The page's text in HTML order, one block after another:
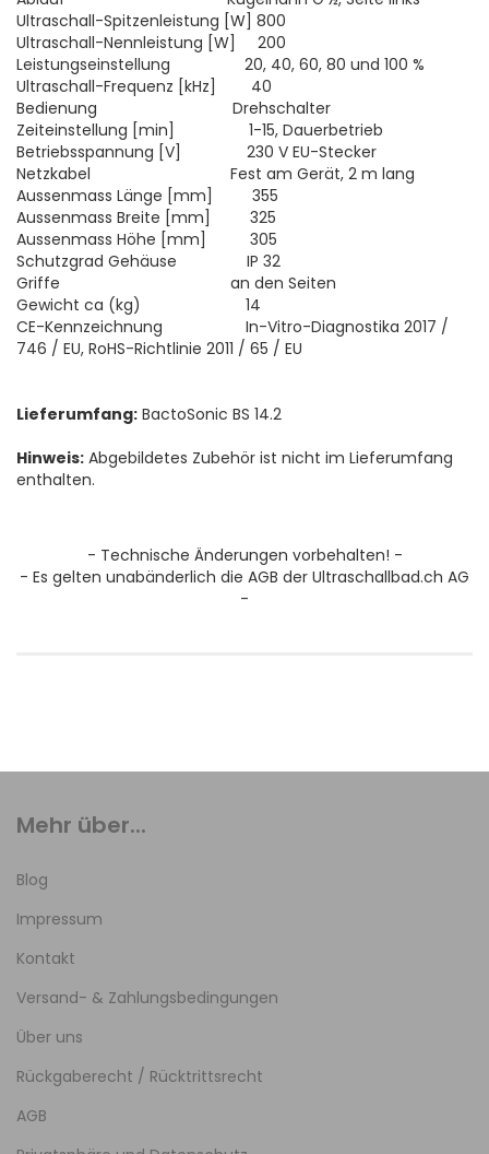
Ultraschall-Spitzenleistung [W] 800
Ultraschall-Nennleistung [W] 200
Leistungseinstellung 20, 40, 60, 80 und 100 %
Ultraschall-Frequenz [kHz] 40
Bedienung Drehschalter
Zeiteinstellung [min] 1-15, Dauerbetrieb
Betriebsspannung [V] 230 V EU-Stecker
Netzkabel Fest am Gerät, 2 m lang
Aussenmass Länge [mm] 355
Aussenmass Breite [mm] 325
Aussenmass Höhe [mm] 305
Schutzgrad Gehäuse IP 32
Griffe an den Seiten
Gewicht ca (kg) 14
CE-Kennzeichnung In-Vitro-Diagnostika 2017 /
746 / EU, RoHS-Richtlinie 2011 / 65 / EU
Lieferumfang: BactoSonic BS 14.2
Hinweis: Abgebildetes Zubehör ist nicht im Lieferumfang
enthalten.
- Technische Änderungen vorbehalten! -
- Es gelten unabänderlich die AGB der Ultraschallbad.ch AG
-
Mehr über...
Blog
Impressum
Kontakt
Versand- & Zahlungsbedingungen
Über uns
Rückgaberecht / Rücktrittsrecht
AGB